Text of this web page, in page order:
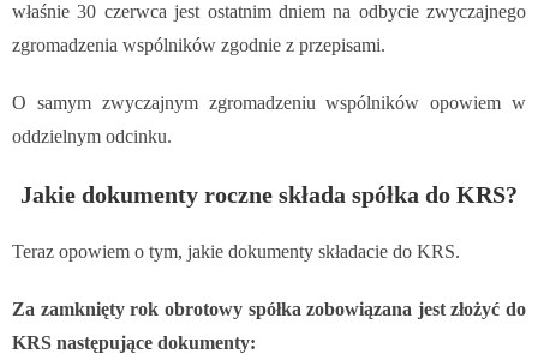
właśnie 30 czerwca jest ostatnim dniem na odbycie zwyczajnego
zgromadzenia wspólników zgodnie z przepisami.
O samym zwyczajnym zgromadzeniu wspólników opowiem w
oddzielnym odcinku.
Jakie dokumenty roczne składa spółka do KRS?
Teraz opowiem o tym, jakie dokumenty składacie do KRS.
Za zamknięty rok obrotowy spółka zobowiązana jest złożyć do
KRS następujące dokumenty: